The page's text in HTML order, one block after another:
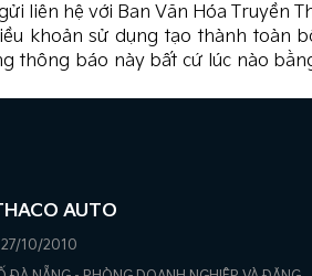
liên hệ với Ban Văn Hóa Truyền
khoản sử dụng tạo thành toàn
thông báo này bất cứ lúc nào
AUTO
27/10/2010